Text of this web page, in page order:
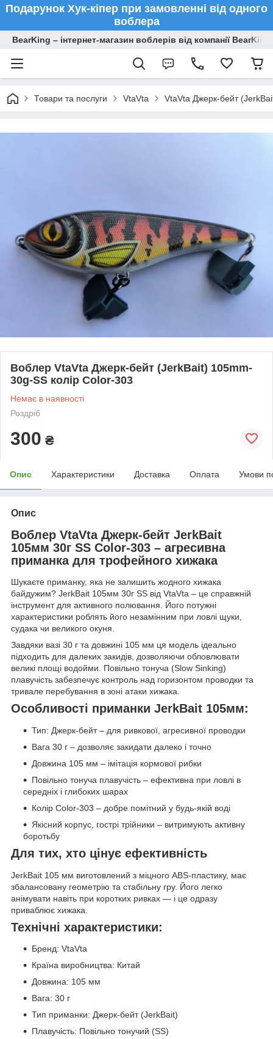
Подарунок Хук-кіпер при замовленні від одного
воблера
BearKing – інтернет-магазин воблерів від компанії BearKing
Товари та послуги VtaVta VtaVta Джерк-бейт
Воблер VtaVta Джерк-бейт (JerkBait) 105mm-
30g-SS колір Color-303
Немає в наявності
Роздріб
300 ₴
Опис Характеристики Доставка Оплата Умови
Опис
Воблер VtaVta Джерк-бейт JerkBait
105мм 30г SS Color-303 – агресивна
приманка для трофейного хижака
Шукаєте приманку, яка не залишить жодного хижака
байдужим? JerkBait 105мм 30г SS від VtaVta – це справжній
інструмент для активного полювання. Його потужні
характеристики роблять його незамінним при ловлі щуки,
судака чи великого окуня.
Завдяки вазі 30 г та довжині 105 мм ця модель ідеально
підходить для далеких закидів, дозволяючи обловлювати
великі площі водойми. Повільно тонуча (Slow Sinking)
плавучість забезпечує контроль над горизонтом проводки та
тривале перебування в зоні атаки хижака.
Особливості приманки JerkBait 105мм:
Тип: Джерк-бейт – для ривкової, агресивної проводки
Вага 30 г – дозволяє закидати далеко і точно
Довжина 105 мм – імітація кормової рибки
Повільно тонуча плавучість – ефективна при ловлі в
середніх і глибоких шарах
Колір Color-303 – добре помітний у будь-якій воді
Якісний корпус, гострі трійники – витримують активну
боротьбу
Для тих, хто цінує ефективність
JerkBait 105 мм виготовлений з міцного ABS-пластику, має
збалансовану геометрію та стабільну гру. Його легко
анімувати навіть при коротких ривках — і це одразу
приваблює хижака.
Технічні характеристики:
Бренд: VtaVta
Країна виробництва: Китай
Довжина: 105 мм
Вага: 30 г
Тип приманки: Джерк-бейт (JerkBait)
Плавучість: Повільно тонучий (SS)